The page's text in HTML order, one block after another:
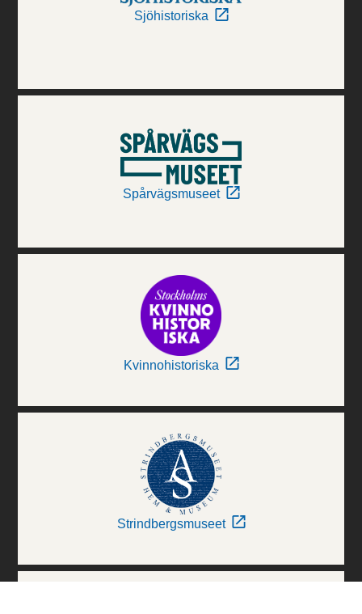
Sjöhistoriska
Spårvägsmuseet
Kvinnohistoriska
Strindbergsmuseet